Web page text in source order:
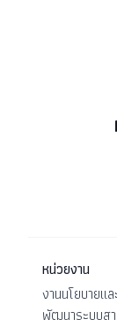
หน่วยงาน
งานนโยบาย
พัฒนาระบบส